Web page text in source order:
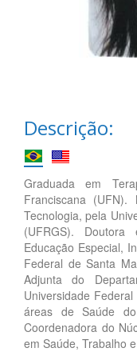
Descrição:
Graduada em
Franciscana
Tecnologia, pela
(UFRGS).
Educação Especial,
Federal de Santa
Adjunta do
Universidade
áreas de Saúde
Coordenadora do
em Saúde, Trabalho